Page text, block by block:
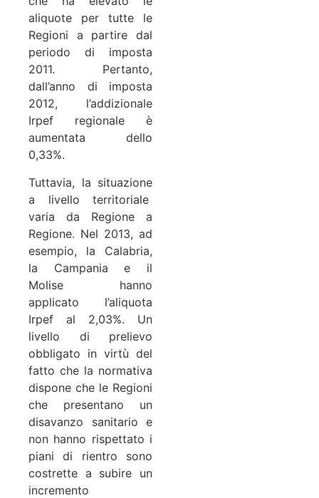
aliquote per tutte le
Regioni a partire dal
periodo di imposta
2011. Pertanto,
dall’anno di imposta
2012, l’addizionale
Irpef regionale è
aumentata dello
0,33%.
Tuttavia, la situazione
a livello territoriale
varia da Regione a
Regione. Nel 2013, ad
esempio, la Calabria,
la Campania e il
Molise hanno
applicato l’aliquota
Irpef al 2,03%. Un
livello di prelievo
obbligato in virtù del
fatto che la normativa
dispone che le Regioni
che presentano un
disavanzo sanitario e
non hanno rispettato i
piani di rientro sono
costrette a subire un
incremento